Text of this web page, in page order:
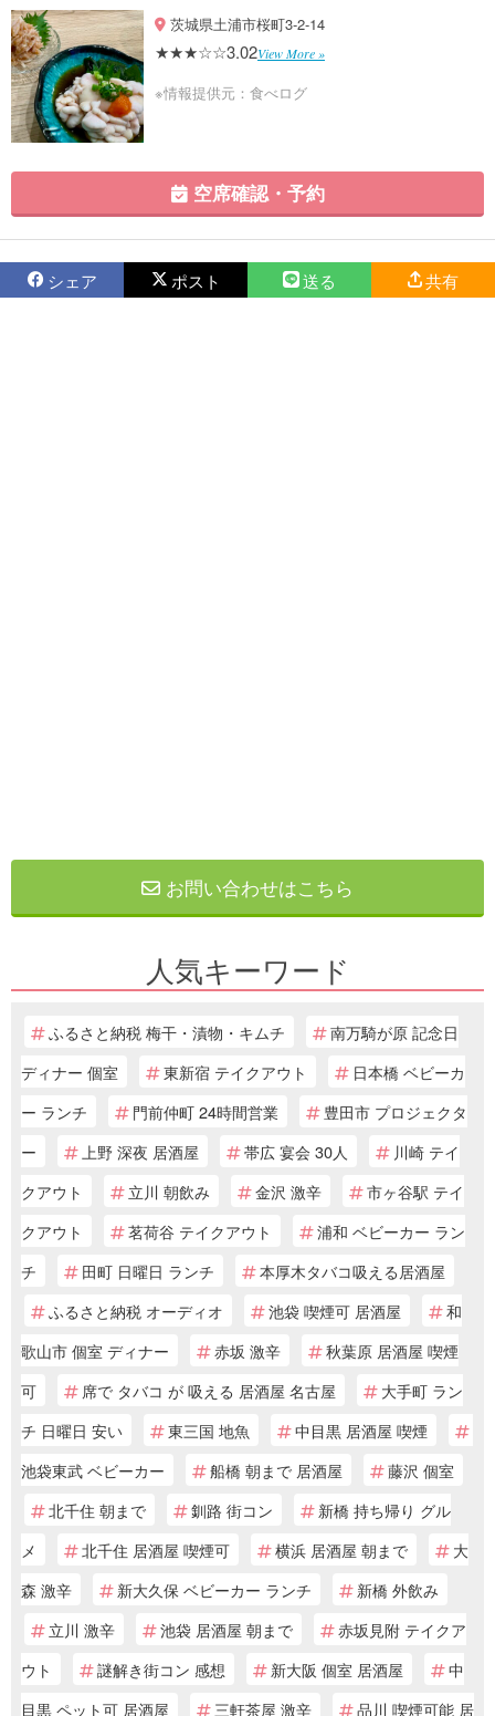
茨城県土浦市桜町3-2-14
★★★☆☆3.02View More »
※情報提供元：食べログ
空席確認・予約
シェア ポスト 送る 共有
お問い合わせはこちら
人気キーワード
ふるさと納税 梅干・漬物・キムチ
南万騎が原 記念日
ディナー 個室
東新宿 テイクアウト
日本橋 ベビーカ
ー ランチ
門前仲町 24時間営業
豊田市 プロジェクタ
ー
上野 深夜 居酒屋 帯広 宴会 30人
川崎 テイ
クアウト
立川 朝飲み 金沢 激辛
市ヶ谷駅 テイ
クアウト
茗荷谷 テイクアウト
浦和 ベビーカー ラン
チ
田町 日曜日 ランチ
本厚木タバコ吸える居酒屋
ふるさと納税 オーディオ
池袋 喫煙可 居酒屋
和
歌山市 個室 ディナー
赤坂 激辛
秋葉原 居酒屋 喫煙
可
席で タバコ が 吸える 居酒屋 名古屋
大手町 ラン
チ 日曜日 安い
東三国 地魚
中目黒 居酒屋 喫煙
池袋東武 ベビーカー
船橋 朝まで 居酒屋
藤沢 個室
北千住 朝まで
釧路 街コン
新橋 持ち帰り グル
メ
北千住 居酒屋 喫煙可 横浜 居酒屋 朝まで
大
森 激辛
新大久保 ベビーカー ランチ
新橋 外飲み
立川 激辛
池袋 居酒屋 朝まで
赤坂見附 テイクア
ウト
謎解き街コン 感想 新大阪 個室 居酒屋
中
目黒 ペット可 居酒屋
三軒茶屋 激辛 品川 喫煙可能 居